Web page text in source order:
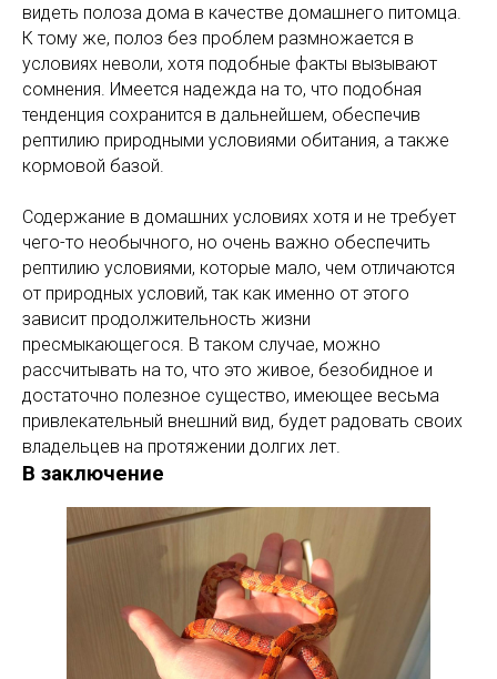
видеть полоза дома в качестве домашнего питомца.
К тому же, полоз без проблем размножается в
условиях неволи, хотя подобные факты вызывают
сомнения. Имеется надежда на то, что подобная
тенденция сохранится в дальнейшем, обеспечив
рептилию природными условиями обитания, а также
кормовой базой.
Содержание в домашних условиях хотя и не требует
чего-то необычного, но очень важно обеспечить
рептилию условиями, которые мало, чем отличаются
от природных условий, так как именно от этого
зависит продолжительность жизни
пресмыкающегося. В таком случае, можно
рассчитывать на то, что это живое, безобидное и
достаточно полезное существо, имеющее весьма
привлекательный внешний вид, будет радовать своих
владельцев на протяжении долгих лет.
В заключение